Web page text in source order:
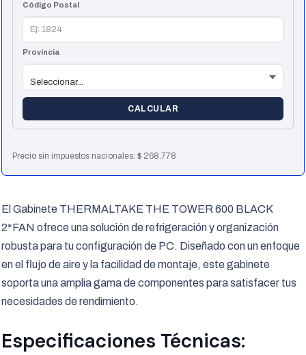
Código Postal
Provincia
CALCULAR
Precio sin impuestos nacionales:$ 268.778
El Gabinete THERMALTAKE THE TOWER 600 BLACK
2*FAN ofrece una solución de refrigeración y organización
robusta para tu configuración de PC. Diseñado con un enfoque
en el flujo de aire y la facilidad de montaje, este gabinete
soporta una amplia gama de componentes para satisfacer tus
necesidades de rendimiento.
Especificaciones Técnicas: